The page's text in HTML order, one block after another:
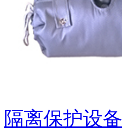
隔离保护设备